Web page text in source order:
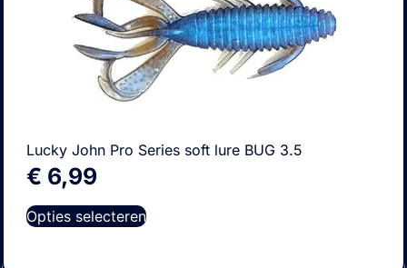
Lucky John Pro Series soft lure BUG 3.5
€ 6,99
Opties selecteren